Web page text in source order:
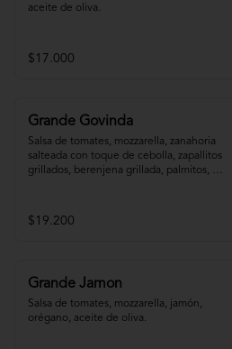
aceite de oliva.
$17.000
Grande Govinda
Salsa de tomates, mozzarella, zanahoria
salteada con toque de cebolla, zapallitos
grillados, berenjena grillada, palmitos,
$19.200
Grande Jamon
Salsa de tomates, mozzarella, jamón,
orégano, aceite de oliva.